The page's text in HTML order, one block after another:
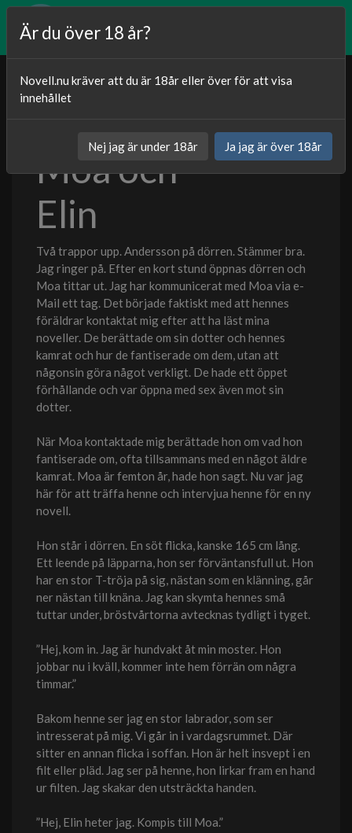
Kategori:Sexnoveller
Moa och
Elin
Två trappor upp. Andersson på dörren. Stämmer bra.
Jag ringer på. Efter en kort stund öppnas dörren och
Moa tittar ut. Jag har kommunicerat med Moa via e-
Mail ett tag. Det började faktiskt med att hennes
föräldrar kontaktat mig efter att ha läst mina
noveller. De berättade om sin dotter och hennes
kamrat och hur de fantiserade om dem, utan att
någonsin göra något verkligt. De hade ett öppet
förhållande och var öppna med sex även mot sin
dotter.
När Moa kontaktade mig berättade hon om vad hon
fantiserade om, ofta tillsammans med en något äldre
kamrat. Moa är femton år, hade hon sagt. Nu var jag
här för att träffa henne och intervjua henne för en ny
novell.
Hon står i dörren. En söt flicka, kanske 165 cm lång.
Ett leende på läpparna, hon ser förväntansfull ut. Hon
har en stor T-tröja på sig, nästan som en klänning, går
ner nästan till knäna. Jag kan skymta hennes små
tuttar under, bröstvårtorna avtecknas tydligt i tyget.
”Hej, kom in. Jag är hundvakt åt min moster. Hon
jobbar nu i kväll, kommer inte hem förrän om några
timmar.”
Bakom henne ser jag en stor labrador, som ser
intresserat på mig. Vi går in i vardagsrummet. Där
sitter en annan flicka i soffan. Hon är helt insvept i en
filt eller pläd. Jag ser på henne, hon lirkar fram en hand
ur filten. Jag skakar den utsträckta handen.
”Hej, Elin heter jag. Kompis till Moa.”
Är du över 18 år?
Novell.nu kräver att du är 18år eller över för att visa
innehållet
Nej jag är under 18år Ja jag är över 18år